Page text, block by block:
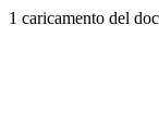
1 caricamento del